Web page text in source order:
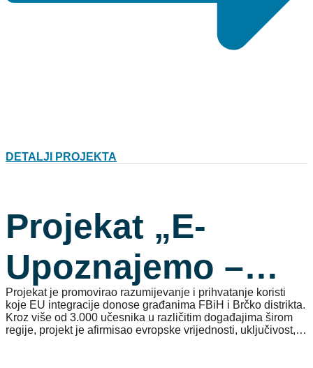
DETALJI PROJEKTA
Projekat „E-
Upoznajemo –
Promotivne
Aktivnosti U
Projekat je promovirao razumijevanje i prihvatanje koristi
koje EU integracije donose građanima FBiH i Brčko distrikta.
Kroz više od 3.000 učesnika u različitim događajima širom
regije, projekt je afirmisao evropske vrijednosti, uključivost,